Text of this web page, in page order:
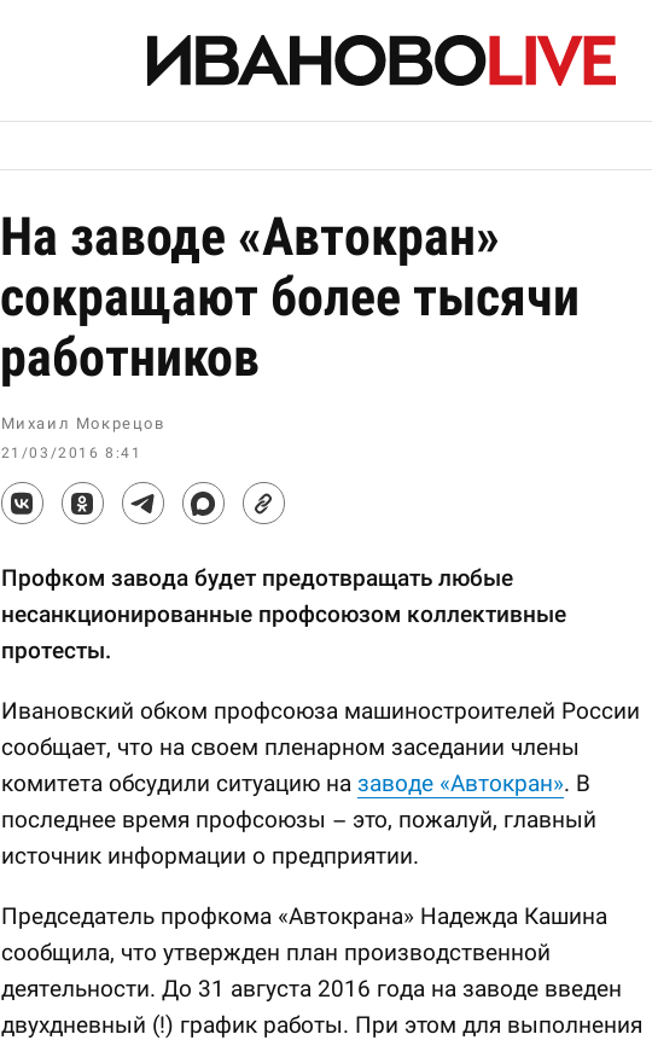
На заводе «Автокран»
сокращают более тысячи
работников
Михаил Мокрецов
21/03/2016 8:41
Профком завода будет предотвращать любые
несанкционированные профсоюзом коллективные
протесты.
Ивановский обком профсоюза машиностроителей России
сообщает, что на своем пленарном заседании члены
комитета обсудили ситуацию на заводе «Автокран». В
последнее время профсоюзы – это, пожалуй, главный
источник информации о предприятии.
Председатель профкома «Автокрана» Надежда Кашина
сообщила, что утвержден план производственной
деятельности. До 31 августа 2016 года на заводе введен
двухдневный (!) график работы. При этом для выполнения